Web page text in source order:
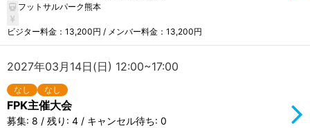
フットサルパーク熊本
ビジター料金：13,200円 / メンバー料金：13,200円
2027年03月14日(日) 12:00~17:00
なし なし
FPK主催大会
募集: 8 / 残り: 4 / キャンセル待ち: 0